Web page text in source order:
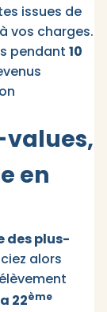
issues de
vos charges.
pendant 10
en
des plus-
alors
22ème